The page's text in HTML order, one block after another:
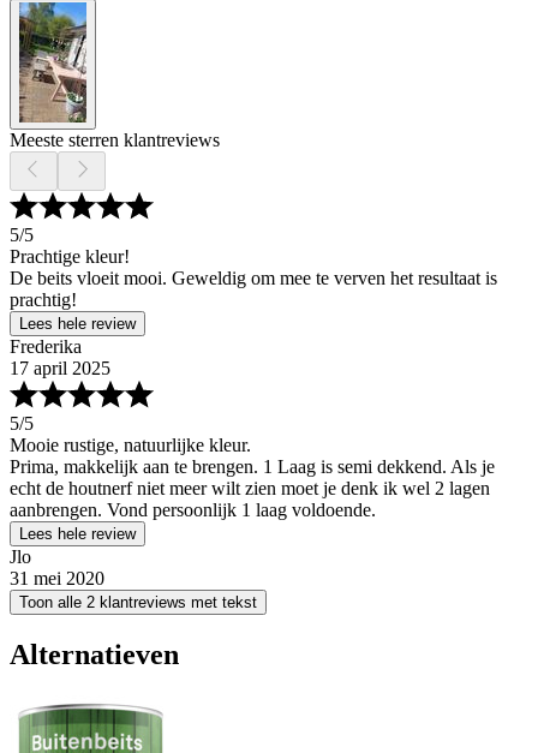
Meeste sterren klantreviews
5/5
Prachtige kleur!
De beits vloeit mooi. Geweldig om mee te verven het resultaat is
prachtig!
Lees hele review
Frederika
17 april 2025
5/5
Mooie rustige, natuurlijke kleur.
Prima, makkelijk aan te brengen. 1 Laag is semi dekkend. Als je
echt de houtnerf niet meer wilt zien moet je denk ik wel 2 lagen
aanbrengen. Vond persoonlijk 1 laag voldoende.
Lees hele review
Jlo
31 mei 2020
Toon alle 2 klantreviews met tekst
Alternatieven